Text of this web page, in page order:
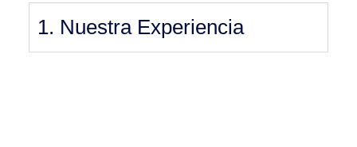
1. Nuestra Experiencia